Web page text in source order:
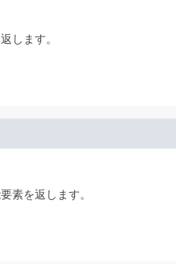
します。
素を返します。